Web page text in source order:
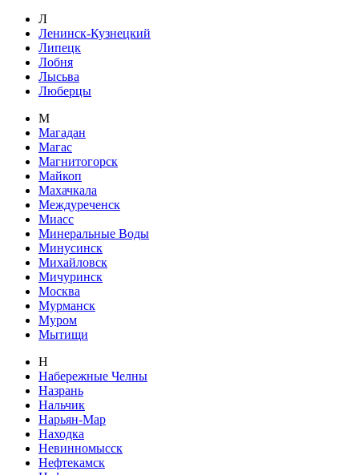
Л
Ленинск-Кузнецкий
Липецк
Лобня
Лысьва
Люберцы
М
Магадан
Магас
Магнитогорск
Майкоп
Махачкала
Междуреченск
Миасс
Минеральные Воды
Минусинск
Михайловск
Мичуринск
Москва
Мурманск
Муром
Мытищи
Н
Набережные Челны
Назрань
Нальчик
Нарьян-Мар
Находка
Невинномысск
Нефтекамск